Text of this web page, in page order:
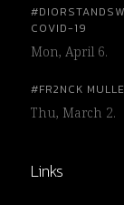
COVID-19
Mon, April 6.
#FR2NCK
Thu, March 2.
Links